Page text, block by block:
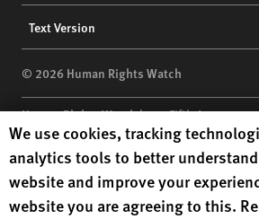
menu
Text Version
© 2026 Human Rights Watch
Human Rights Watch| 350 Fifth Avenue,
10118-3299USA|t 1.212.290.4700
Human Rights Watchis a 501(C)(3)
under EIN: 13-2875808
Human Rights Watch cookie
We use cookies, tracking
analytics tools to better
website and improve your
website you are agreeing to this.